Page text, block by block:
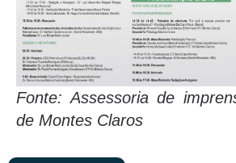
Fonte: Assessoria de
de Montes Claros